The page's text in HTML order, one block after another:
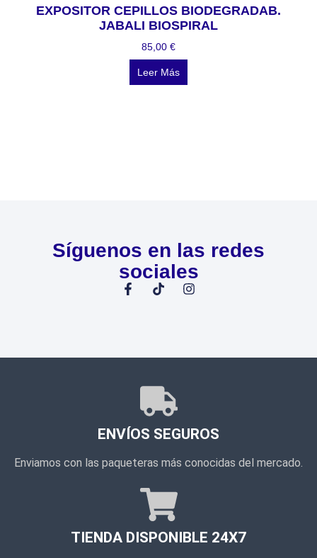
EXPOSITOR CEPILLOS BIODEGRADAB.
JABALI BIOSPIRAL
85,00 €
Leer Más
Síguenos en las redes
sociales
ENVÍOS SEGUROS
Enviamos con las paqueteras más conocidas del mercado.
TIENDA DISPONIBLE 24X7